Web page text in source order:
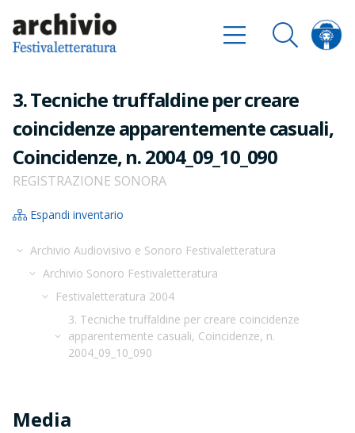
3. Tecniche truffaldine per creare
coincidenze apparentemente casuali,
Coincidenze, n. 2004_09_10_090
REGISTRAZIONE SONORA
Espandi inventario
Archivio Audiovisivo e Sonoro Festivaletteratura
Archivio Sonoro Festivaletteratura
Festivaletteratura 2004
3. Tecniche truffaldine per creare coincidenze
apparentemente casuali, Coincidenze, n.
2004_09_10_090
Media